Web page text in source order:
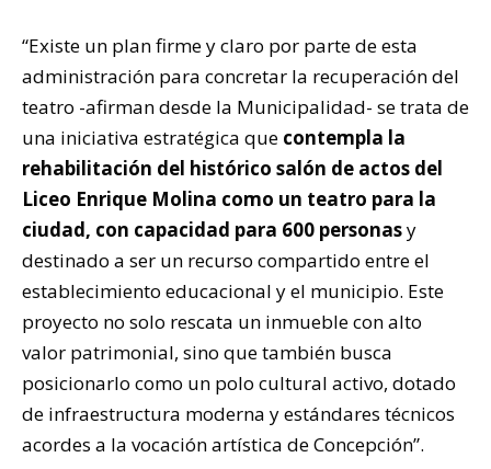
“Existe un plan firme y claro por parte de esta
administración para concretar la recuperación del
teatro -afirman desde la Municipalidad- se trata de
una iniciativa estratégica que contempla la
rehabilitación del histórico salón de actos del
Liceo Enrique Molina como un teatro para la
ciudad, con capacidad para 600 personasy
destinado a ser un recurso compartido entre el
establecimiento educacional y el municipio. Este
proyecto no solo rescata un inmueble con alto
valor patrimonial, sino que también busca
posicionarlo como un polo cultural activo, dotado
de infraestructura moderna y estándares técnicos
acordes a la vocación artística de Concepción”.